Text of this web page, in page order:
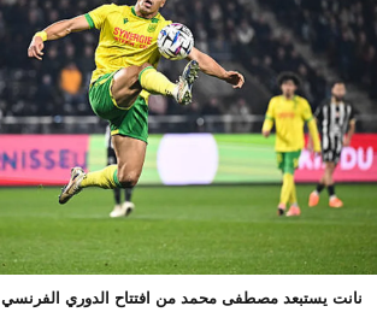
نانت يستبعد مصطفى محمد من افتتاح الدوري الفرنسي